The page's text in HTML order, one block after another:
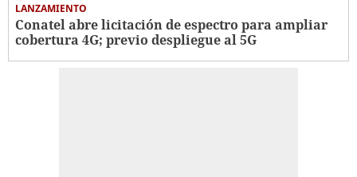
LANZAMIENTO
Conatel abre licitación de espectro para ampliar
cobertura 4G; previo despliegue al 5G